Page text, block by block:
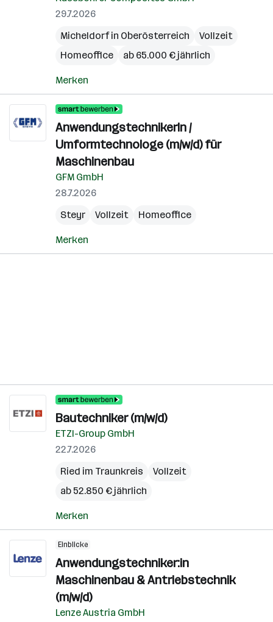
29.7.2026
Micheldorf in Oberösterreich
Vollzeit
Homeoffice
ab 65.000 € jährlich
Merken
AnwendungstechnikerIn /
Umformtechnologe (m/w/d) für
Maschinenbau
GFM GmbH
28.7.2026
Steyr
Vollzeit Homeoffice
Merken
Bautechniker (m/w/d)
ETZI-Group GmbH
22.7.2026
Ried im Traunkreis
Vollzeit
ab 52.850 € jährlich
Merken
Einblicke
Anwendungstechniker:in
Maschinenbau & Antriebstechnik
(m/w/d)
Lenze Austria GmbH